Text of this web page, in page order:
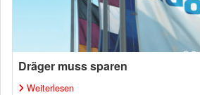
Dräger muss sparen
Weiterlesen